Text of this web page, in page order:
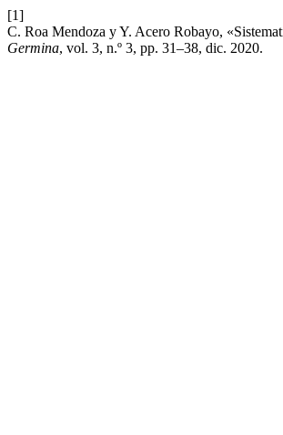
[1]
C. Roa Mendoza y Y. Acero Robayo,
Germina, vol. 3, n.º 3, pp. 31–38, dic. 2020.